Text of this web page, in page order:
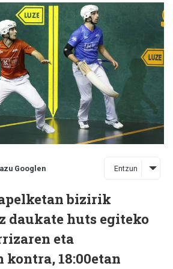
Googlen Entzun
bizirik
daukate huts egiteko
eta
kontra, 18:00etan